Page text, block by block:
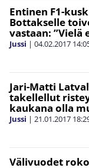
Entinen F1-
Bottakselle
vastaan: ”Vielä
Jussi | 04.02.2017
Jari-Matti
takellellut
kaukana olla
Jussi | 21.01.2017
Välivuodet